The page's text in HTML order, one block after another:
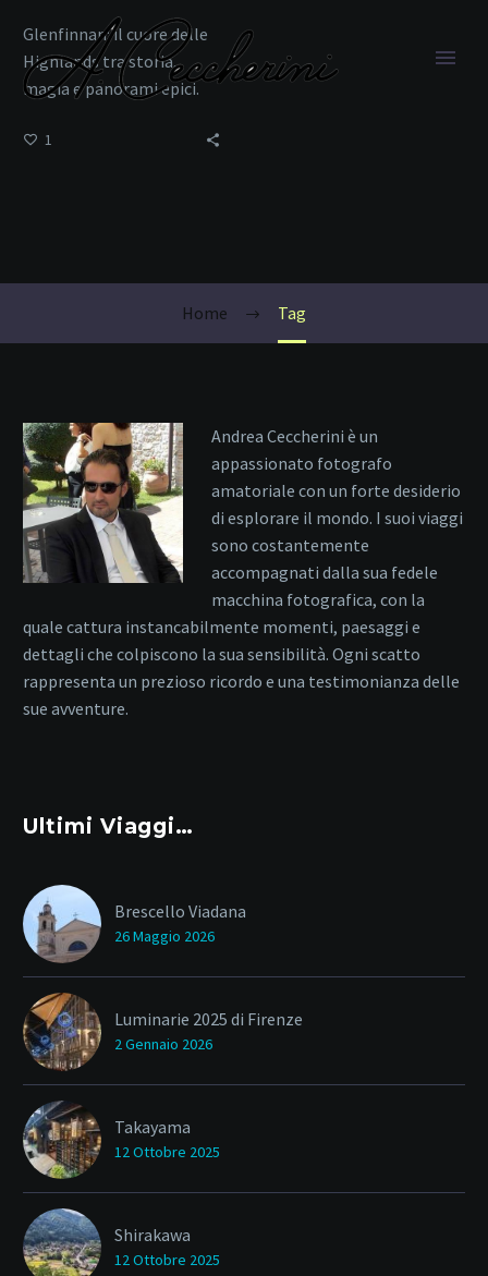
Home Tag
Glenfinnan: il cuore delle
Highlands tra storia,
magia e panorami epici.
1
Andrea Ceccherini è un
appassionato fotografo
amatoriale con un forte desiderio
di esplorare il mondo. I suoi viaggi
sono costantemente
accompagnati dalla sua fedele
macchina fotografica, con la
quale cattura instancabilmente momenti, paesaggi e
dettagli che colpiscono la sua sensibilità. Ogni scatto
rappresenta un prezioso ricordo e una testimonianza delle
sue avventure.
Ultimi Viaggi…
Brescello Viadana
26 Maggio 2026
Luminarie 2025 di Firenze
2 Gennaio 2026
Takayama
12 Ottobre 2025
Shirakawa
12 Ottobre 2025